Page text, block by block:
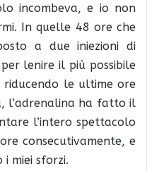
incombeva, e io non
In quelle 48 ore che
a due iniezioni di
lenire il più possibile
riducendo le ultime ore
l’adrenalina ha fatto il
l’intero spettacolo
consecutivamente, e
miei sforzi.